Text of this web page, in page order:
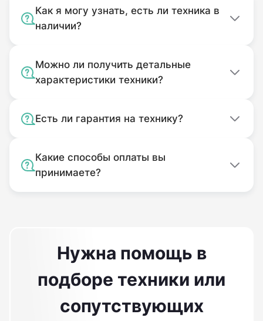
Как я могу узнать, есть ли техника в
наличии?
Можно ли получить детальные
характеристики техники?
Есть ли гарантия на технику?
Какие способы оплаты вы
принимаете?
Нужна помощь в
подборе техники или
сопутствующих